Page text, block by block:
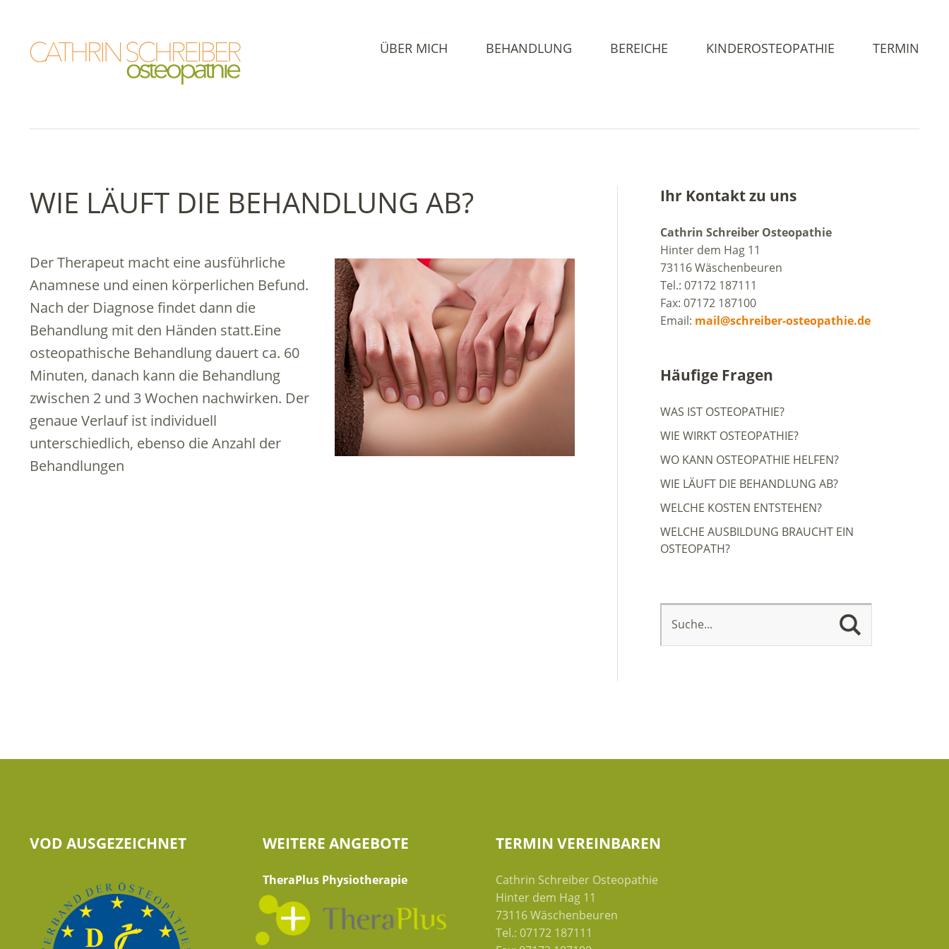
ÜBER MICH BEHANDLUNG BEREICHE KINDEROSTEOPATHIE TERMIN
WIE LÄUFT DIE BEHANDLUNG AB?
Der Therapeut macht eine ausführliche
Anamnese und einen körperlichen Befund.
Nach der Diagnose findet dann die
Behandlung mit den Händen statt.Eine
osteopathische Behandlung dauert ca. 60
Minuten, danach kann die Behandlung
zwischen 2 und 3 Wochen nachwirken. Der
genaue Verlauf ist individuell
unterschiedlich, ebenso die Anzahl der
Behandlungen
Ihr Kontakt zu uns
Cathrin Schreiber Osteopathie
Hinter dem Hag 11
73116 Wäschenbeuren
Tel.: 07172 187111
Fax: 07172 187100
Email: mail@schreiber-osteopathie.de
Häufige Fragen
WAS IST OSTEOPATHIE?
WIE WIRKT OSTEOPATHIE?
WO KANN OSTEOPATHIE HELFEN?
WIE LÄUFT DIE BEHANDLUNG AB?
WELCHE KOSTEN ENTSTEHEN?
WELCHE AUSBILDUNG BRAUCHT EIN
OSTEOPATH?
VOD AUSGEZEICHNET WEITERE ANGEBOTE
TheraPlus Physiotherapie
TERMIN VEREINBAREN
Cathrin Schreiber Osteopathie
Hinter dem Hag 11
73116 Wäschenbeuren
Tel.: 07172 187111